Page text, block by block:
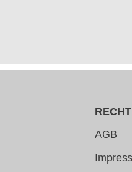
AGB